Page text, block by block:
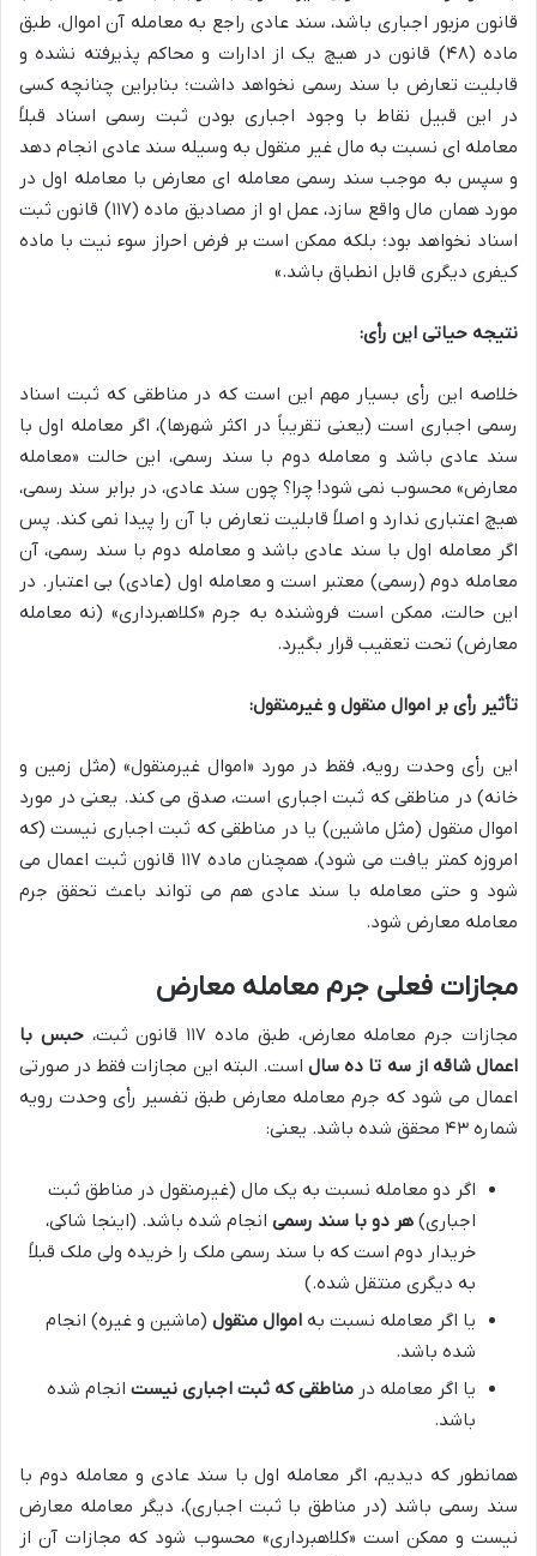
قانون مزبور اجباری باشد، سند عادی راجع به معامله آن اموال، طبق
ماده (۴۸) قانون در هیچ یک از ادارات و محاکم پذیرفته نشده و
قابلیت تعارض با سند رسمی نخواهد داشت؛ بنابراین چنانچه کسی
در این قبیل نقاط با وجود اجباری بودن ثبت رسمی اسناد قبلاً
معامله ای نسبت به مال غیر منقول به وسیله سند عادی انجام دهد
و سپس به موجب سند رسمی معامله ای معارض با معامله اول در
مورد همان مال واقع سازد، عمل او از مصادیق ماده (۱۱۷) قانون ثبت
اسناد نخواهد بود؛ بلکه ممکن است بر فرض احراز سوء نیت با ماده
کیفری دیگری قابل انطباق باشد.»
نتیجه حیاتی این رأی:
خلاصه این رأی بسیار مهم این است که در مناطقی که ثبت اسناد
رسمی اجباری است (یعنی تقریباً در اکثر شهرها)، اگر معامله اول با
سند عادی باشد و معامله دوم با سند رسمی، این حالت «معامله
معارض» محسوب نمی شود! چرا؟ چون سند عادی، در برابر سند رسمی،
هیچ اعتباری ندارد و اصلاً قابلیت تعارض با آن را پیدا نمی کند. پس
اگر معامله اول با سند عادی باشد و معامله دوم با سند رسمی، آن
معامله دوم (رسمی) معتبر است و معامله اول (عادی) بی اعتبار. در
این حالت، ممکن است فروشنده به جرم «کلاهبرداری» (نه معامله
معارض) تحت تعقیب قرار بگیرد.
تأثیر رأی بر اموال منقول و غیرمنقول:
این رأی وحدت رویه، فقط در مورد «اموال غیرمنقول» (مثل زمین و
خانه) در مناطقی که ثبت اجباری است، صدق می کند. یعنی در مورد
اموال منقول (مثل ماشین) یا در مناطقی که ثبت اجباری نیست (که
امروزه کمتر یافت می شود)، همچنان ماده ۱۱۷ قانون ثبت اعمال می
شود و حتی معامله با سند عادی هم می تواند باعث تحقق جرم
معامله معارض شود.
مجازات فعلی جرم معامله معارض
مجازات جرم معامله معارض، طبق ماده ۱۱۷ قانون ثبت،
حبس با
اعمال شاقه از سه تا ده سالاست. البته این مجازات فقط در صورتی
اعمال می شود که جرم معامله معارض طبق تفسیر رأی وحدت رویه
شماره ۴۳ محقق شده باشد. یعنی:
اگر دو معامله نسبت به یک مال (غیرمنقول در مناطق ثبت
اجباری) هر دو با سند رسمی انجام شده باشد. (اینجا شاکی،
خریدار دوم است که با سند رسمی ملک را خریده ولی ملک قبلاً
به دیگری منتقل شده.)
یا اگر معامله نسبت به اموال منقول (ماشین و غیره) انجام
شده باشد.
یا اگر معامله در مناطقی که ثبت اجباری نیست انجام شده
باشد.
همانطور که دیدیم، اگر معامله اول با سند عادی و معامله دوم با
سند رسمی باشد (در مناطق با ثبت اجباری)، دیگر معامله معارض
نیست و ممکن است «کلاهبرداری» محسوب شود که مجازات آن از